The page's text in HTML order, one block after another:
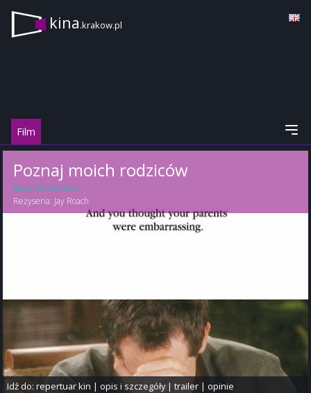
kina.krakow.pl
Film
Poznaj moich rodziców
Meet the Fockers
Reżyseria: Jay Roach
Idź do:repertuar kin |opis i szczegóły|trailer |opinie